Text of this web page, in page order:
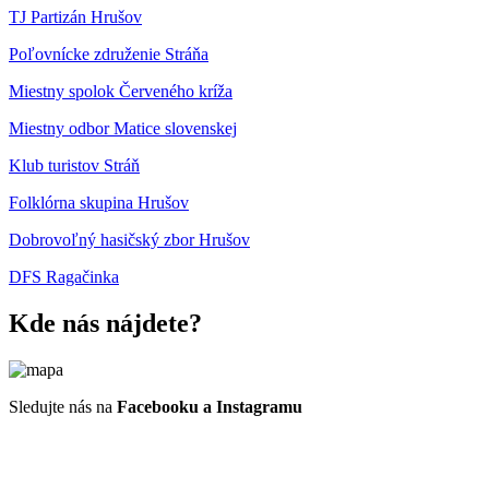
TJ Partizán Hrušov
Poľovnícke združenie Stráňa
Miestny spolok Červeného kríža
Miestny odbor Matice slovenskej
Klub turistov Stráň
Folklórna skupina Hrušov
Dobrovoľný hasičský zbor Hrušov
DFS Ragačinka
Kde nás nájdete?
Sledujte nás na Facebooku a Instagramu